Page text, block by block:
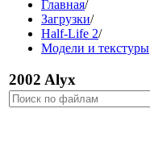
Главная/
Загрузки/
Half-Life 2/
Модели и текстуры
2002 Alyx